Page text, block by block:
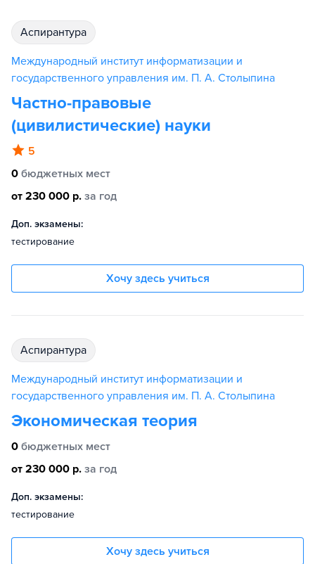
аспирантура
Международный институт информатизации и
государственного управления им. П. А. Столыпина
Частно-правовые
(цивилистические) науки
5
0 бюджетных мест
от 230 000 р. за год
Доп. экзамены:
тестирование
Хочу здесь учиться
аспирантура
Международный институт информатизации и
государственного управления им. П. А. Столыпина
Экономическая теория
0 бюджетных мест
от 230 000 р. за год
Доп. экзамены:
тестирование
Хочу здесь учиться